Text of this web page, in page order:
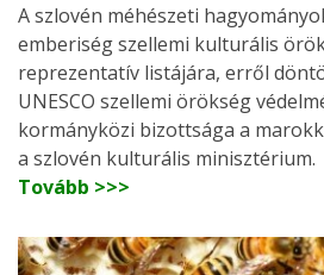
A szlovén méhészeti
emberiség szellemi kulturális
reprezentatív listájára, erről
UNESCO szellemi örökség
kormányközi bizottsága a
a szlovén kulturális minisztérium.
Tovább >>>